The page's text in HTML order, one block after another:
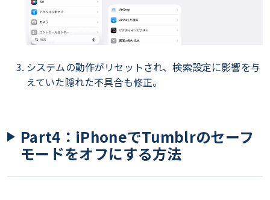
システムの動作がリセットされ、検索設定に影響を与
えていた隠れた不具合も修正。
Part4：iPhoneでTumblrのセーフ
モードをオフにする方法